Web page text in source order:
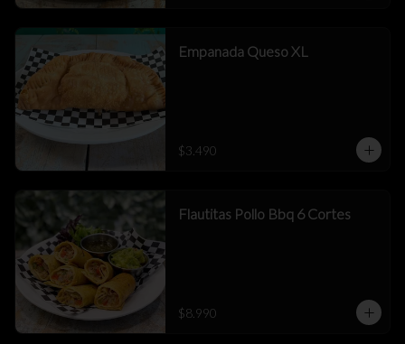
Empanada Queso XL
$3.490
Flautitas Pollo Bbq 6 Cortes
$8.990